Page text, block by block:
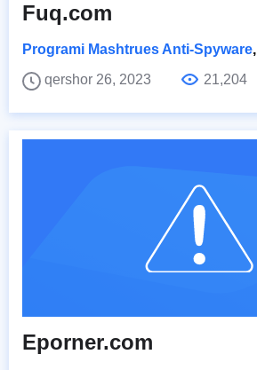
Fuq.com
Programi Mashtrues Anti-Spyware,
qershor 26, 2023
21,204
Eporner.com